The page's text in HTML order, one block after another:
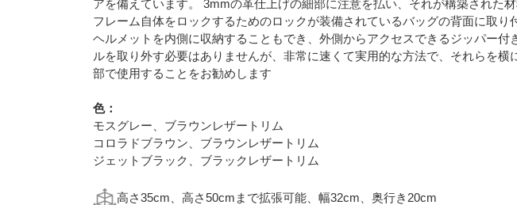
アを備えています。 3mmの革仕上げの細部に注意を払い、それが構築された
フレーム自体をロックするためのロックが装備されているバッグの背面に取
ヘルメットを内側に収納することもでき、外側からアクセスできるジッパー
ルを取り外す必要はありませんが、非常に速くて実用的な方法で、それらを
部で使用することをお勧めします
色：
モスグレー、ブラウンレザートリム
コロラドブラウン、ブラウンレザートリム
ジェットブラック、ブラックレザートリム
高さ35cm、高さ50cmまで拡張可能、幅32cm、奥行き20cm